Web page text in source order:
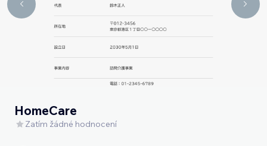
HomeCare
Zatím žádné hodnocení